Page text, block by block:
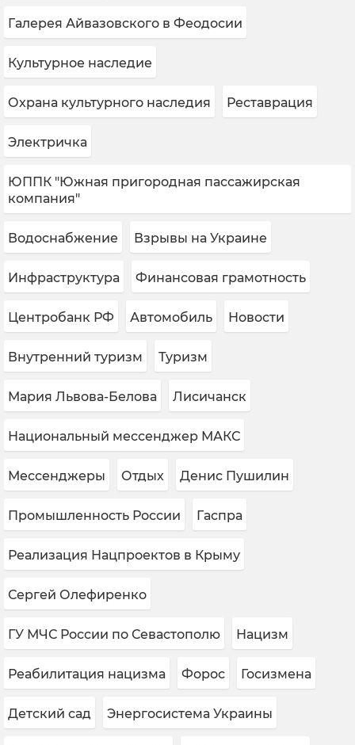
Галерея Айвазовского в Феодосии
Культурное наследие
Охрана культурного наследия Реставрация
Электричка
ЮППК "Южная пригородная пассажирская
компания"
Водоснабжение Взрывы на Украине
Инфраструктура Финансовая грамотность
Центробанк РФ Автомобиль Новости
Внутренний туризм Туризм
Мария Львова-Белова Лисичанск
Национальный мессенджер МАКС
Мессенджеры Отдых Денис Пушилин
Промышленность России Гаспра
Реализация Нацпроектов в Крыму
Сергей Олефиренко
ГУ МЧС России по Севастополю Нацизм
Реабилитация нацизма Форос Госизмена
Детский сад Энергосистема Украины